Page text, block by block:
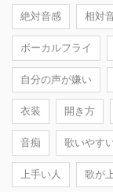
絶対音感 相対
ボーカルフライ
自分の声が嫌い
衣装 開き方
音痴 歌いやす
上手い人 歌が